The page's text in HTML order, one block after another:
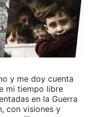
y me doy cuenta
mi tiempo libre
en la Guerra
con visiones y